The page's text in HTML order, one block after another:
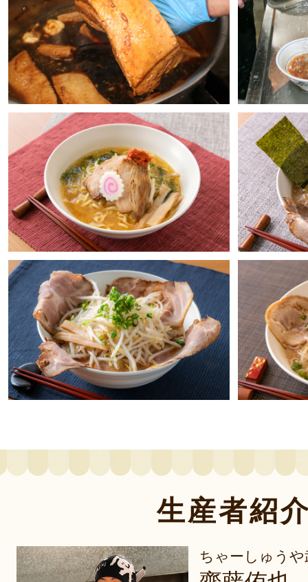
生産者紹
ちゃーしゅうや